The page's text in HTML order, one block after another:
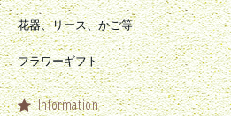
花器、リース、かご等
フラワーギフト
Information